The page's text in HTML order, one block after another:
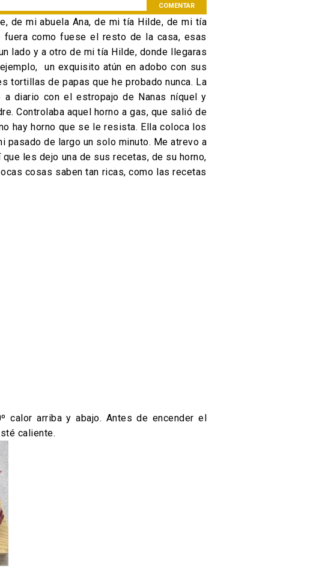
COMENTAR
de mi abuela Ana, de mi tía Hilde, de mi tía
fuera como fuese el resto de la casa, esas
lado y a otro de mi tía Hilde, donde llegaras
un exquisito atún en adobo con sus
tortillas de papas que he probado nunca. La
diario con el estropajo de Nanas níquel y
Controlaba aquel horno a gas, que salió de
hay horno que se le resista. Ella coloca los
pasado de largo un solo minuto. Me atrevo a
les dejo una de sus recetas, de su horno,
cosas saben tan ricas, como las recetas
calor arriba y abajo. Antes de encender el
caliente.